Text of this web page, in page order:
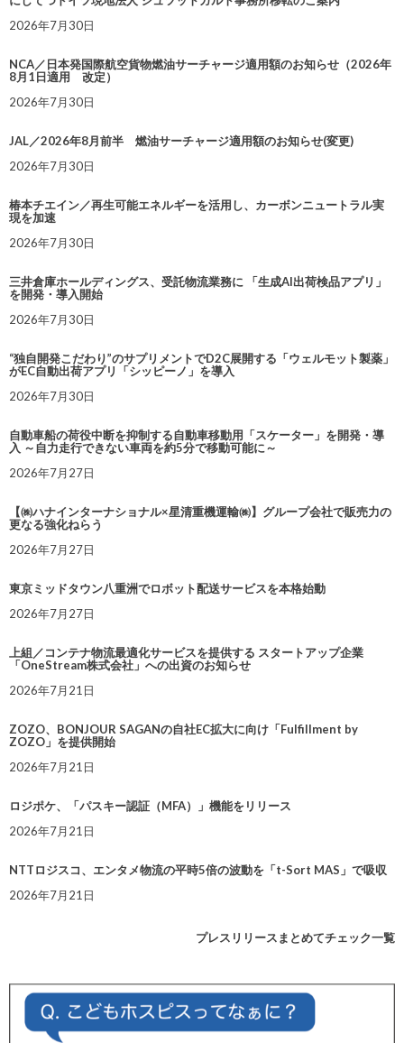
2026年7月30日
NCA／日本発国際航空貨物燃油サーチャージ適用額のお知らせ（2026年
8月1日適用 改定）
2026年7月30日
JAL／2026年8月前半 燃油サーチャージ適用額のお知らせ(変更)
2026年7月30日
椿本チエイン／再生可能エネルギーを活用し、カーボンニュートラル実
現を加速
2026年7月30日
三井倉庫ホールディングス、受託物流業務に 「生成AI出荷検品アプリ」
を開発・導入開始
2026年7月30日
“独自開発こだわり”のサプリメントでD2C展開する「ウェルモット製薬」
がEC自動出荷アプリ「シッピーノ」を導入
2026年7月30日
自動車船の荷役中断を抑制する自動車移動用「スケーター」を開発・導
入 ～自力走行できない車両を約5分で移動可能に～
2026年7月27日
【㈱ハナインターナショナル×星清重機運輸㈱】グループ会社で販売力の
更なる強化ねらう
2026年7月27日
東京ミッドタウン八重洲でロボット配送サービスを本格始動
2026年7月27日
上組／コンテナ物流最適化サービスを提供する スタートアップ企業
「OneStream株式会社」への出資のお知らせ
2026年7月21日
ZOZO、BONJOUR SAGANの自社EC拡大に向け「Fulfillment by
ZOZO」を提供開始
2026年7月21日
ロジポケ、「パスキー認証（MFA）」機能をリリース
2026年7月21日
NTTロジスコ、エンタメ物流の平時5倍の波動を「t-Sort MAS」で吸収
2026年7月21日
プレスリリースまとめてチェック一覧